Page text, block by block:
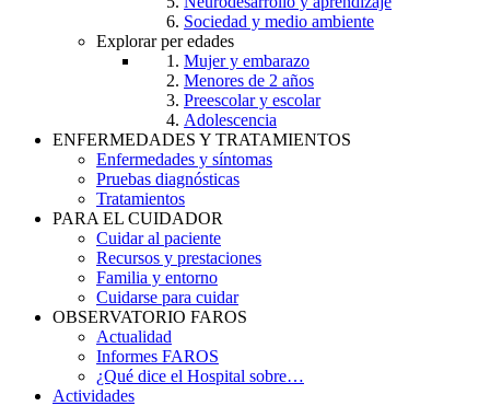
Sociedad y medio ambiente
Explorar per edades
Mujer y embarazo
Menores de 2 años
Preescolar y escolar
Adolescencia
ENFERMEDADES Y TRATAMIENTOS
Enfermedades y síntomas
Pruebas diagnósticas
Tratamientos
PARA EL CUIDADOR
Cuidar al paciente
Recursos y prestaciones
Familia y entorno
Cuidarse para cuidar
OBSERVATORIO FAROS
Actualidad
Informes FAROS
¿Qué dice el Hospital sobre…
Actividades